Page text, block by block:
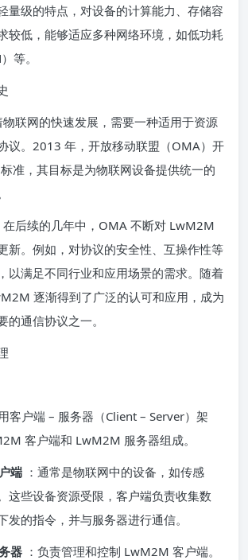
量级的特点，对设备的计算能力、存储容
较低，能够适应多种网络环境，如低功耗
等。
物联网的快速发展，需要一种适用于资源
议。2013 年，开放移动联盟（OMA）开
准，其目标是为物联网设备提供统一的
在后续的几年中，OMA 不断对 LwM2M
新。例如，对协议的安全性、互操作性等
以满足不同行业和应用场景的需求。随着
逐渐得到了广泛的认可和应用，成为
的通信协议之一。
户端 – 服务器（Client – Server）架
客户端和 LwM2M 服务器组成。
端 ：通常是物联网中的设备，如传感
这些设备资源受限，客户端负责收集数
发的指令，并与服务器进行通信。
器 ：负责管理和控制 LwM2M 客户端。